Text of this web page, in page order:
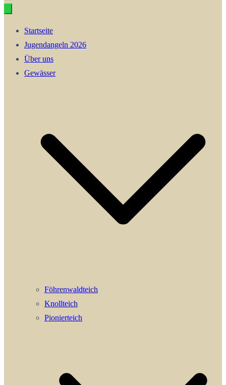
Startseite
Jugendangeln 2026
Über uns
Gewässer
Föhrenwaldteich
Knollteich
Pionierteich